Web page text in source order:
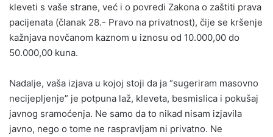
kleveti s vaše strane, već i o povredi Zakona o zaštiti prava
pacijenata (članak 28.- Pravo na privatnost), čije se kršenje
kažnjava novčanom kaznom u iznosu od 10.000,00 do
50.000,00 kuna.
Nadalje, vaša izjava u kojoj stoji da ja “sugeriram masovno
necijepljenje” je potpuna laž, kleveta, besmislica i pokušaj
javnog sramoćenja. Ne samo da to nikad nisam izjavila
javno, nego o tome ne raspravljam ni privatno. Ne